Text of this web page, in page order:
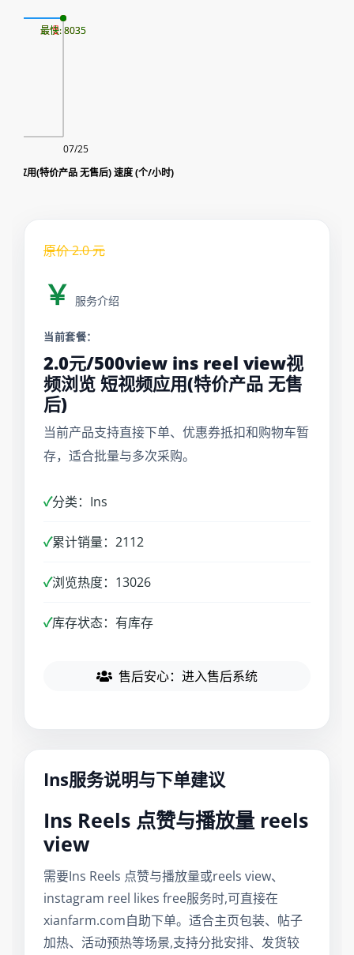
ins reel view视频浏览 短视频应用(特价产品 无售后) 速度 (个/小时)
07/25
最慢: 8035
最快: 8035
原价2.0元
￥ 服务介绍
当前套餐：
2.0元/500view ins reel view视
频浏览 短视频应用(特价产品 无售
后)
当前产品支持直接下单、优惠券抵扣和购物车暂
存，适合批量与多次采购。
✓分类：Ins
✓累计销量：2112
✓浏览热度：13026
✓库存状态：有库存
售后安心：进入售后系统
Ins服务说明与下单建议
Ins Reels 点赞与播放量 reels
view
需要Ins Reels 点赞与播放量或reels view、
instagram reel likes free服务时,可直接在
xianfarm.com自助下单。适合主页包装、帖子
加热、活动预热等场景,支持分批安排、发货较